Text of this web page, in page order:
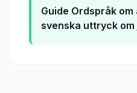
Guide Ordspråk
svenska uttryck